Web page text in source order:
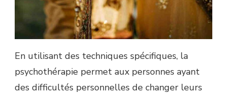
En utilisant des techniques spécifiques, la
psychothérapie permet aux personnes ayant
des difficultés personnelles de changer leurs